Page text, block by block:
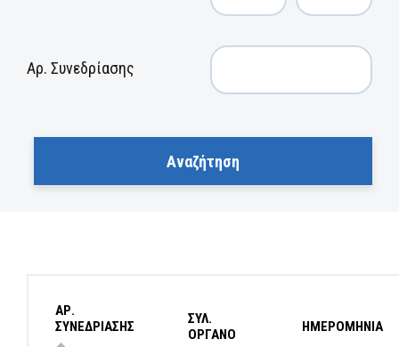
Αρ. Συνεδρίασης
ΑΡ.
ΣΥΝΕΔΡΙΑΣΗΣ
ΣΥΛ.
ΟΡΓΑΝΟ
ΗΜΕΡΟΜΗΝΙΑ